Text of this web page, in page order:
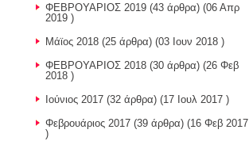
ΦΕΒΡΟΥΑΡΙΟΣ 2019 (43 άρθρα) (06 Απρ
2019 )
Μάϊος 2018 (25 άρθρα) (03 Ιουν 2018 )
ΦΕΒΡΟΥΑΡΙΟΣ 2018 (30 άρθρα) (26 Φεβ
2018 )
Ιούνιος 2017 (32 άρθρα) (17 Ιουλ 2017 )
Φεβρουάριος 2017 (39 άρθρα) (16 Φεβ 2017
)